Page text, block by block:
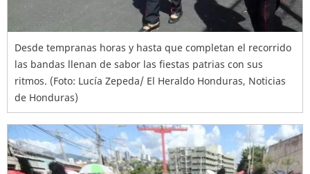
Desde tempranas horas y hasta que completan el recorrido
las bandas llenan de sabor las fiestas patrias con sus
ritmos. (Foto: Lucía Zepeda/ El Heraldo Honduras, Noticias
de Honduras)